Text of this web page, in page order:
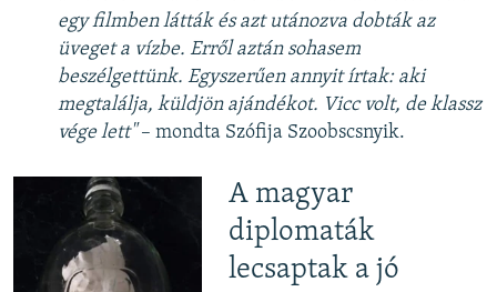
egy filmben látták és azt utánozva dobták az
üveget a vízbe. Erről aztán sohasem
beszélgettünk. Egyszerűen annyit írtak: aki
megtalálja, küldjön ajándékot. Vicc volt, de klassz
vége lett"– mondta Szófija Szoobscsnyik.
A magyar
diplomaták
lecsaptak a jó